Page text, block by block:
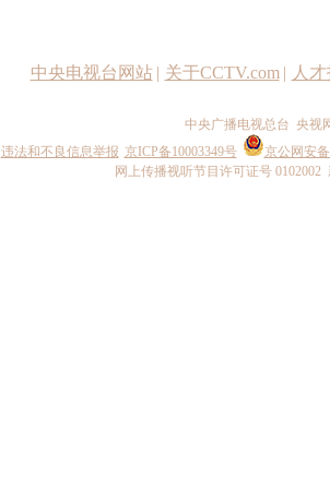
中央电视台网站 | 关于CCTV.com | 人
中央广播电视总台 央视
违法和不良信息举报 京ICP备10003349号
京公网安备
网上传播视听节目许可证号 0102002